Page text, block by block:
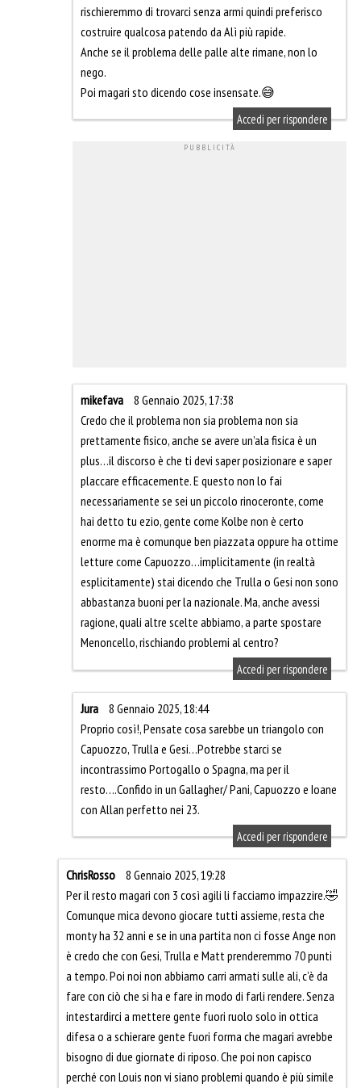
rischieremmo di trovarci senza armi quindi preferisco
costruire qualcosa patendo da Alì più rapide.
Anche se il problema delle palle alte rimane, non lo
nego.
Poi magari sto dicendo cose insensate.😅
Accedi per rispondere
mikefava
8 Gennaio 2025, 17:38
Credo che il problema non sia problema non sia
prettamente fisico, anche se avere un’ala fisica è un
plus…il discorso è che ti devi saper posizionare e saper
placcare efficacemente. E questo non lo fai
necessariamente se sei un piccolo rinoceronte, come
hai detto tu ezio, gente come Kolbe non è certo
enorme ma è comunque ben piazzata oppure ha ottime
letture come Capuozzo…implicitamente (in realtà
esplicitamente) stai dicendo che Trulla o Gesi non sono
abbastanza buoni per la nazionale. Ma, anche avessi
ragione, quali altre scelte abbiamo, a parte spostare
Menoncello, rischiando problemi al centro?
Accedi per rispondere
Jura
8 Gennaio 2025, 18:44
Proprio così!, Pensate cosa sarebbe un triangolo con
Capuozzo, Trulla e Gesi…Potrebbe starci se
incontrassimo Portogallo o Spagna, ma per il
resto….Confido in un Gallagher/ Pani, Capuozzo e Ioane
con Allan perfetto nei 23.
Accedi per rispondere
ChrisRosso
8 Gennaio 2025, 19:28
Per il resto magari con 3 così agili li facciamo impazzire.🤣
Comunque mica devono giocare tutti assieme, resta che
monty ha 32 anni e se in una partita non ci fosse Ange non
è credo che con Gesi, Trulla e Matt prenderemmo 70 punti
a tempo. Poi noi non abbiamo carri armati sulle ali, c’è da
fare con ciò che si ha e fare in modo di farli rendere. Senza
intestardirci a mettere gente fuori ruolo solo in ottica
difesa o a schierare gente fuori forma che magari avrebbe
bisogno di due giornate di riposo. Che poi non capisco
perché con Louis non vi siano problemi quando è più simile